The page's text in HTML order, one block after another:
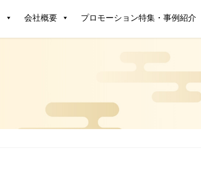
会社概要 プロモーション特集・事例紹介